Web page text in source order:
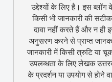
उद्देश्यों के लिए है। इस
किसी भी जानकारी की
दावा नहीं करते हैं और न ही
अनुसरण करने से प्राप्त
जानकारी में किसी त्रुटि या
उपलब्धता के लिए लेखक
के प्रदर्शन या उपयोग से होने